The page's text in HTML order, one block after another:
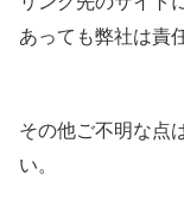
あっても弊社は責
その他ご不明な点
い。